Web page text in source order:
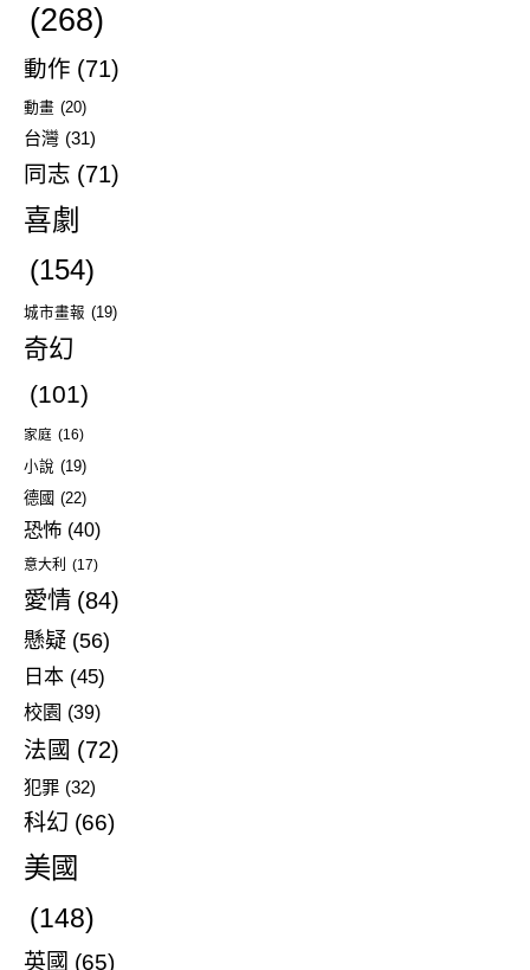
(268)
動作 (71)
動畫 (20)
台灣 (31)
同志 (71)
喜劇
(154)
城市畫報 (19)
奇幻
(101)
家庭 (16)
小說 (19)
德國 (22)
恐怖 (40)
意大利 (17)
愛情 (84)
懸疑 (56)
日本 (45)
校園 (39)
法國 (72)
犯罪 (32)
科幻 (66)
美國
(148)
英國 (65)